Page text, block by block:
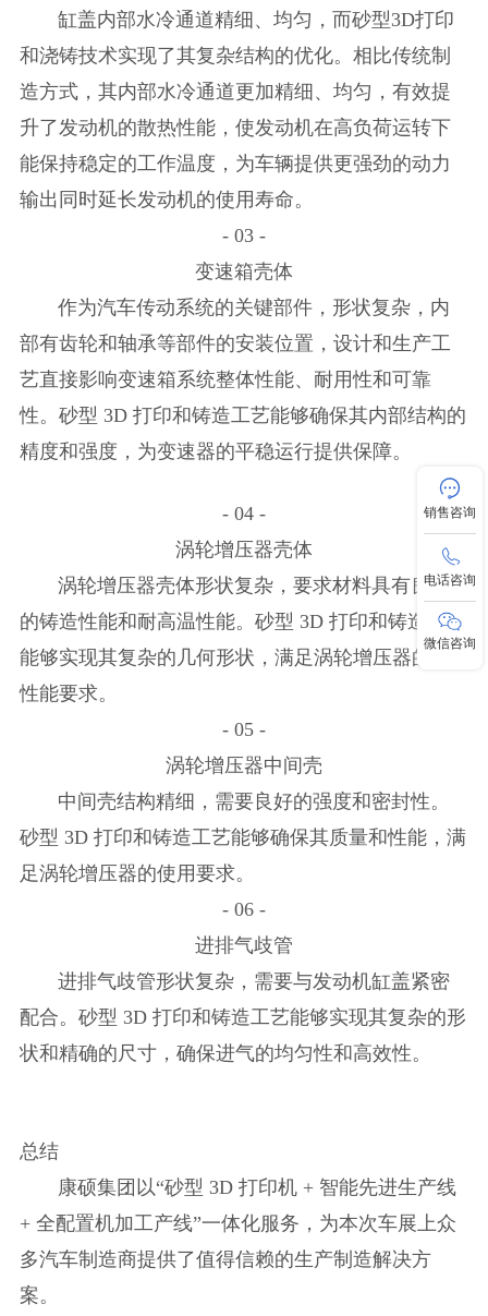
缸盖内部水冷通道精细、均匀，而砂型3D打印
和浇铸技术实现了其复杂结构的优化。相比传统制
造方式，其内部水冷通道更加精细、均匀，有效提
升了发动机的散热性能，使发动机在高负荷运转下
能保持稳定的工作温度，为车辆提供更强劲的动力
输出同时延长发动机的使用寿命。
- 03 -
变速箱壳体
作为汽车传动系统的关键部件，形状复杂，内
部有齿轮和轴承等部件的安装位置，设计和生产工
艺直接影响变速箱系统整体性能、耐用性和可靠
性。砂型 3D 打印和铸造工艺能够确保其内部结构的
精度和强度，为变速器的平稳运行提供保障。
- 04 -
涡轮增压器壳体
涡轮增压器壳体形状复杂，要求材料具有良好
的铸造性能和耐高温性能。砂型 3D 打印和铸造工艺
能够实现其复杂的几何形状，满足涡轮增压器的高
性能要求。
- 05 -
涡轮增压器中间壳
中间壳结构精细，需要良好的强度和密封性。
砂型 3D 打印和铸造工艺能够确保其质量和性能，满
足涡轮增压器的使用要求。
- 06 -
进排气歧管
进排气歧管形状复杂，需要与发动机缸盖紧密
配合。砂型 3D 打印和铸造工艺能够实现其复杂的形
状和精确的尺寸，确保进气的均匀性和高效性。
总结
康硕集团以“砂型 3D 打印机 + 智能先进生产线
+ 全配置机加工产线”一体化服务，为本次车展上众
多汽车制造商提供了值得信赖的生产制造解决方
案。
销售咨询
电话咨询
微信咨询